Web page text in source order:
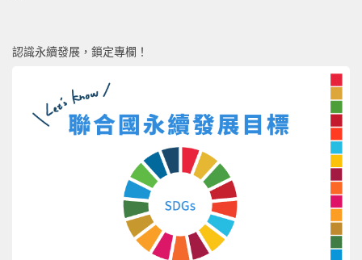
認識永續發展，鎖定專欄！